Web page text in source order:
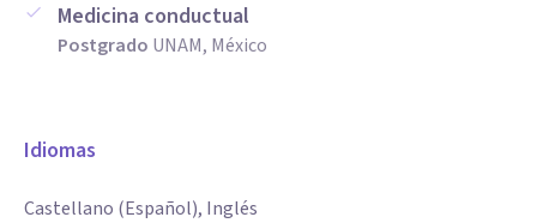
Medicina conductual
Postgrado UNAM, México
Idiomas
Castellano (Español), Inglés